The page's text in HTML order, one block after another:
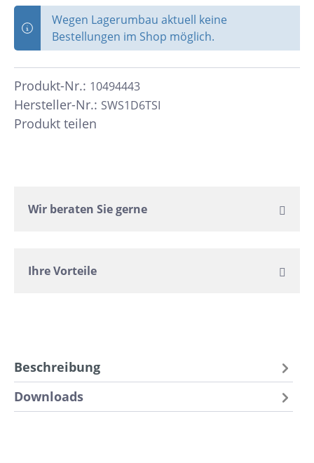
Wegen Lagerumbau aktuell keine
Bestellungen im Shop möglich.
Hersteller-Nr.: SWS1D6TSI
Produkt-Nr.: 10494443
Produkt teilen
Wir beraten Sie gerne
Ihre Vorteile
Beschreibung
Downloads